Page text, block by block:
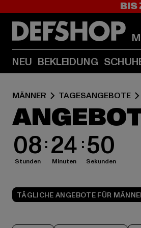
BIS
NEU BEKLEIDUNG
MÄNNER TAGESANGEBOTE
08
Stunden 24
Minuten 49
Sekunden
TÄGLICHE ANGEBOTE FÜR